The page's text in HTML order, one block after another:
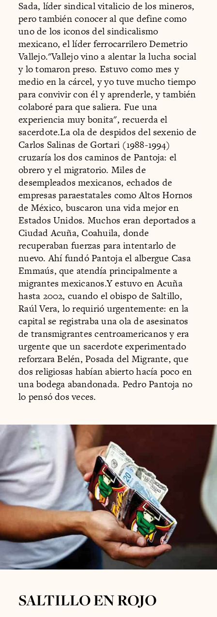
Sada, líder sindical vitalicio de los mineros,
pero también conocer al que define como
uno de los iconos del sindicalismo
mexicano, el líder ferrocarrilero Demetrio
Vallejo."Vallejo vino a alentar la lucha social
y lo tomaron preso. Estuvo como mes y
medio en la cárcel, y yo tuve mucho tiempo
para convivir con él y aprenderle, y también
colaboré para que saliera. Fue una
experiencia muy bonita", recuerda el
sacerdote.La ola de despidos del sexenio de
Carlos Salinas de Gortari (1988-1994)
cruzaría los dos caminos de Pantoja: el
obrero y el migratorio. Miles de
desempleados mexicanos, echados de
empresas paraestatales como Altos Hornos
de México, buscaron una vida mejor en
Estados Unidos. Muchos eran deportados a
Ciudad Acuña, Coahuila, donde
recuperaban fuerzas para intentarlo de
nuevo. Ahí fundó Pantoja el albergue Casa
Emmaús, que atendía principalmente a
migrantes mexicanos.Y estuvo en Acuña
hasta 2002, cuando el obispo de Saltillo,
Raúl Vera, lo requirió urgentemente: en la
capital se registraba una ola de asesinatos
de transmigrantes centroamericanos y era
urgente que un sacerdote experimentado
reforzara Belén, Posada del Migrante, que
dos religiosas habían abierto hacía poco en
una bodega abandonada. Pedro Pantoja no
lo pensó dos veces.
SALTILLO EN ROJO